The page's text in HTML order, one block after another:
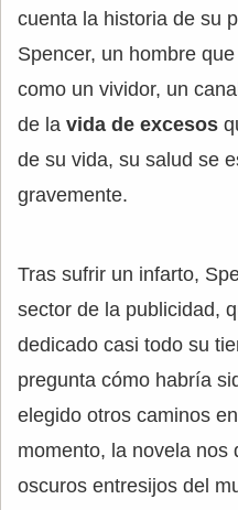
cuenta la historia de su
Spencer, un hombre
como un vividor, un
de la vida de excesos
de su vida, su salud se
gravemente.
Tras sufrir un infarto,
sector de la publicidad,
dedicado casi todo su
pregunta cómo habría
elegido otros caminos
momento, la novela nos
oscuros entresijos del